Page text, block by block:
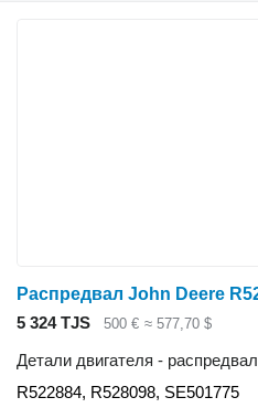
5 324 TJS 500 € ≈ 577,70 $
Детали двигателя - распредвал
R522884, R528098, SE501775